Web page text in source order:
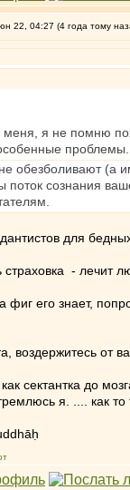
22, 04:27 (4 года тому
я не помню
проблемы.
обезболивают (а
сознания
для
страховка - лечит
фиг его знает,
воздержитесь от
сектантка до
я. .... как то